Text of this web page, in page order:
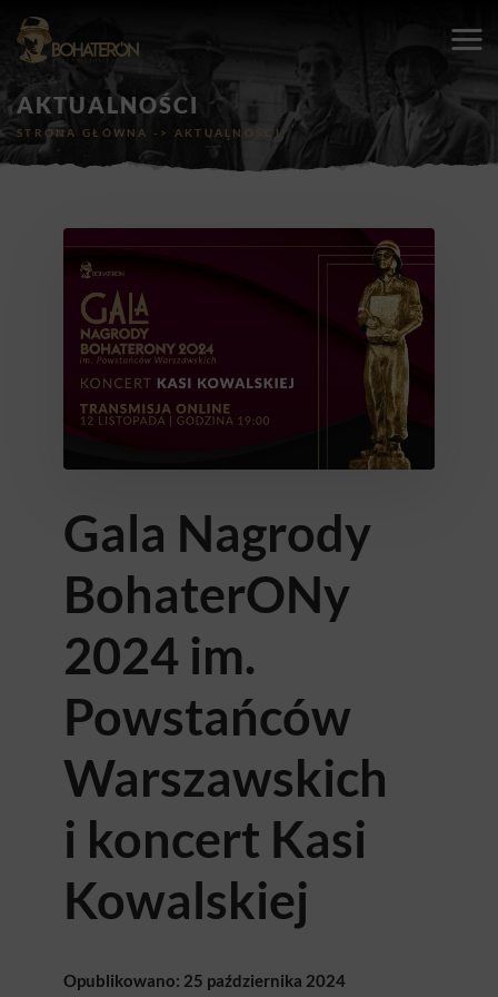
AKTUALNOŚCI
STRONA GŁÓWNA -> AKTUALNOŚCI
Gala Nagrody
BohaterONy
2024 im.
Powstańców
Warszawskich
i koncert Kasi
Kowalskiej
Opublikowano: 25 października 2024